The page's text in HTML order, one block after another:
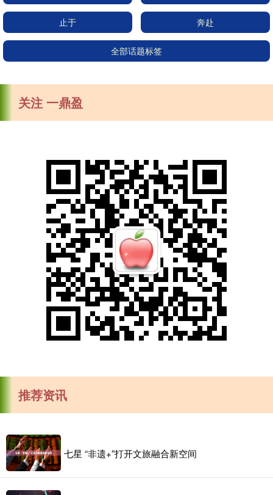
止于 奔赴
全部话题标签
关注 一鼎盈
推荐资讯
七星 “非遗+”打开文旅融合新空间